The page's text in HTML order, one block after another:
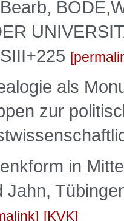
als
zur
in
Jahn,
KVK